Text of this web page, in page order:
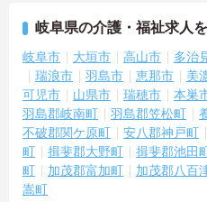
岐阜県の介護・福祉求人
岐阜市 大垣市 高山市 多治
瑞浪市
羽島市 恵那市 美
可児市
山県市 瑞穂市 本巣
羽島郡岐南町
羽島郡笠松町
不破郡関ケ原町
安八郡神戸町
町
揖斐郡大野町 揖斐郡池田
町
加茂郡富加町 加茂郡八百
嵩町